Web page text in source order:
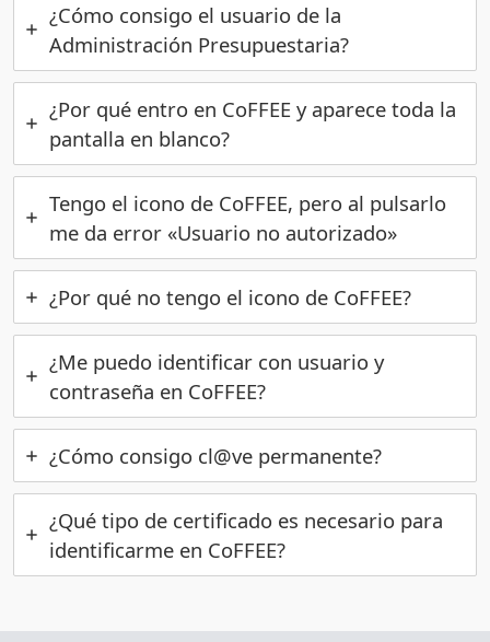
¿Cómo consigo el usuario de la
Administración Presupuestaria?
¿Por qué entro en CoFFEE y aparece toda la
pantalla en blanco?
Tengo el icono de CoFFEE, pero al pulsarlo
me da error «Usuario no autorizado»
¿Por qué no tengo el icono de CoFFEE?
¿Me puedo identificar con usuario y
contraseña en CoFFEE?
¿Cómo consigo cl@ve permanente?
¿Qué tipo de certificado es necesario para
identificarme en CoFFEE?